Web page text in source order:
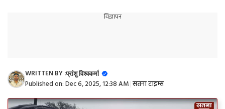
विज्ञापन
WRITTEN BY :प्रांशु विश्वकर्मा
Published on:Dec 6, 2025, 12:38 AM सतना टाइम्स